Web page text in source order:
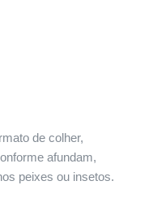
de colher,
afundam,
peixes ou insetos.